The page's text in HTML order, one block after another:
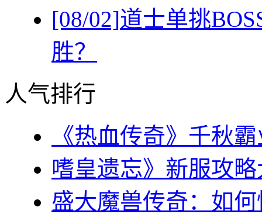
[08/02]道士单挑
胜？
人气排行
《热血传奇》千秋
嗜皇遗忘》新服攻
盛大魔兽传奇：如